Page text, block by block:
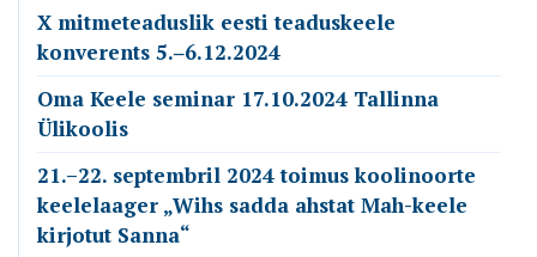
X mitmeteaduslik eesti teaduskeele
konverents 5.‒6.12.2024
Oma Keele seminar 17.10.2024 Tallinna
Ülikoolis
21.–22. septembril 2024 toimus koolinoorte
keelelaager „Wihs sadda ahstat Mah-keele
kirjotut Sanna“
annika.oherde@emakeeleselts.ee
Lahtiolekuajad
Palume külastus varem kokku leppida.
Rekvisiidid